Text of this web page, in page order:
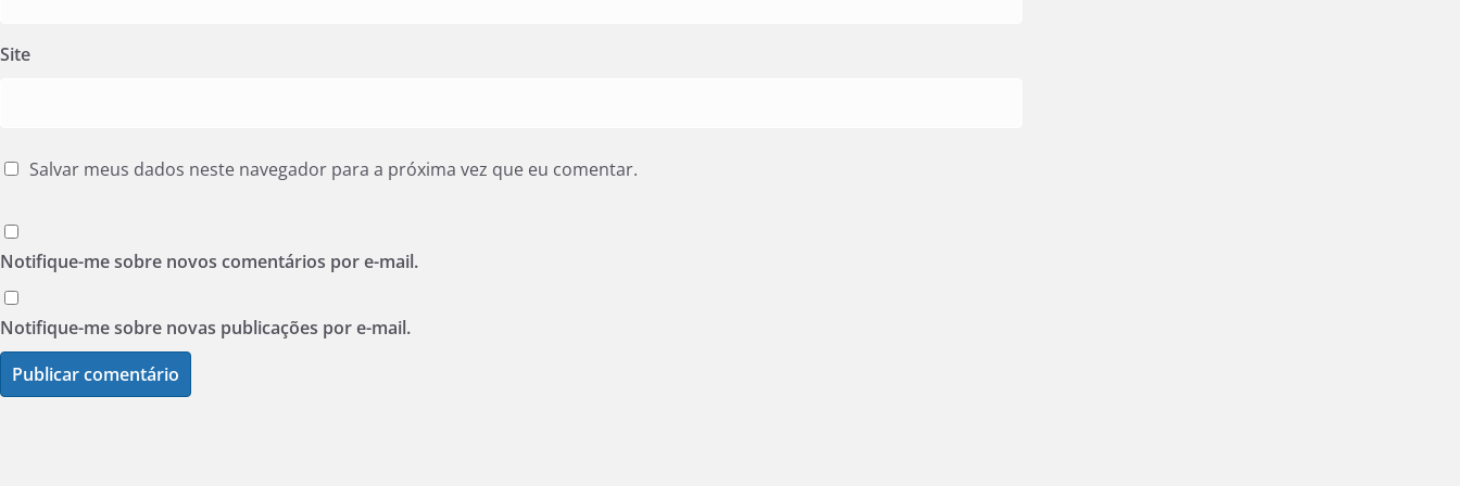
Site
Salvar meus dados neste navegador para a próxima vez que eu comentar.
Notifique-me sobre novos comentários por e-mail.
Notifique-me sobre novas publicações por e-mail.